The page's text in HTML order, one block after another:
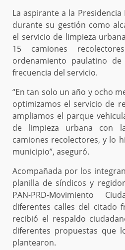
La aspirante a la
durante su gestión como
el servicio de limpieza
15 camiones
ordenamiento paulatino
frecuencia del servicio.
“En tan solo un año y ocho
optimizamos el servicio de
ampliamos el parque
de limpieza urbana con
camiones recolectores, y lo
municipio”, aseguró.
Acompañada por los
planilla de síndicos y
PAN-PRD-Movimiento
diferentes calles del citado
recibió el respaldo
diferentes propuestas que
plantearon.